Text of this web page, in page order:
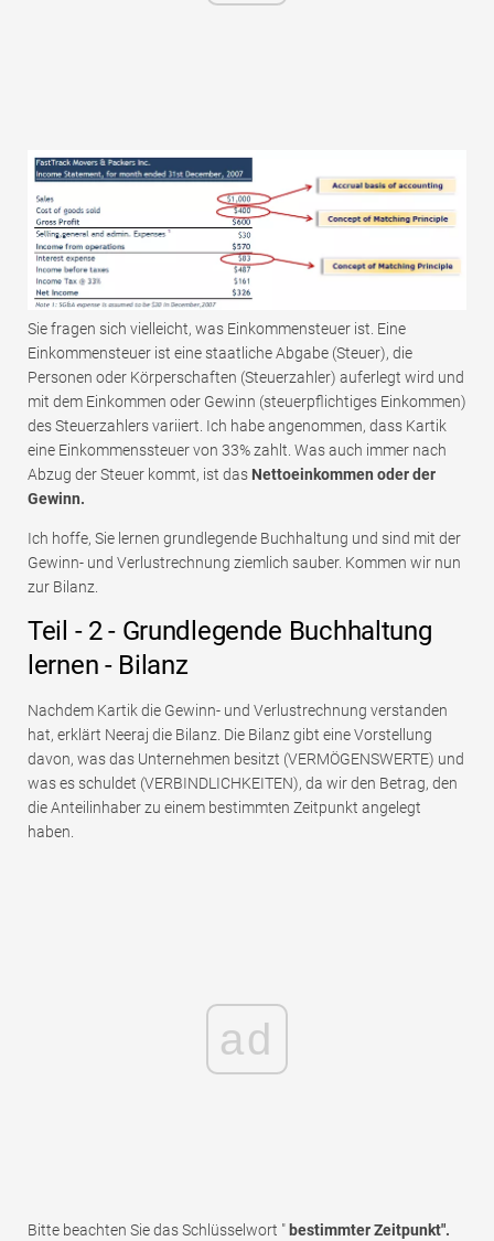
Sie fragen sich vielleicht, was Einkommensteuer ist. Eine
Einkommensteuer ist eine staatliche Abgabe (Steuer), die
Personen oder Körperschaften (Steuerzahler) auferlegt wird und
mit dem Einkommen oder Gewinn (steuerpflichtiges Einkommen)
des Steuerzahlers variiert. Ich habe angenommen, dass Kartik
eine Einkommenssteuer von 33% zahlt. Was auch immer nach
Abzug der Steuer kommt, ist das Nettoeinkommen oder der
Gewinn.
Ich hoffe, Sie lernen grundlegende Buchhaltung und sind mit der
Gewinn- und Verlustrechnung ziemlich sauber. Kommen wir nun
zur Bilanz.
Teil - 2 - Grundlegende Buchhaltung
lernen - Bilanz
Nachdem Kartik die Gewinn- und Verlustrechnung verstanden
hat, erklärt Neeraj die Bilanz. Die Bilanz gibt eine Vorstellung
davon, was das Unternehmen besitzt (VERMÖGENSWERTE) und
was es schuldet (VERBINDLICHKEITEN), da wir den Betrag, den
die Anteilinhaber zu einem bestimmten Zeitpunkt angelegt
haben.
ad
Bitte beachten Sie das Schlüsselwort " bestimmter Zeitpunkt".